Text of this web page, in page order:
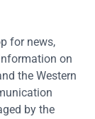
for news,
on
the Western
by the